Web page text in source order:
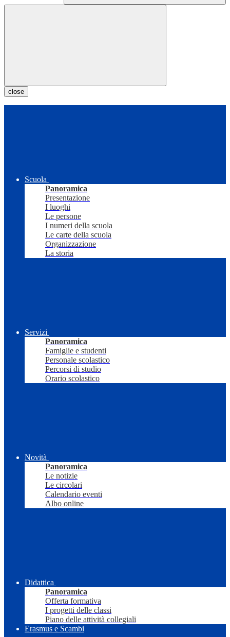
close
Scuola
Panoramica
Presentazione
I luoghi
Le persone
I numeri della scuola
Le carte della scuola
Organizzazione
La storia
Servizi
Panoramica
Famiglie e studenti
Personale scolastico
Percorsi di studio
Orario scolastico
Novità
Panoramica
Le notizie
Le circolari
Calendario eventi
Albo online
Didattica
Panoramica
Offerta formativa
I progetti delle classi
Piano delle attività collegiali
Erasmus e Scambi